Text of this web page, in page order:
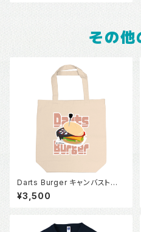
その他
Darts Burger キャンバストート
M
¥3,500